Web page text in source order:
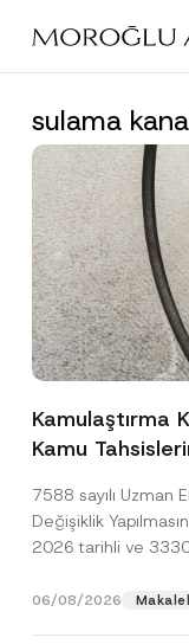
main
sulama
Kamulaştırma
Kamu
7588 sayılı Uzman
Değişiklik
2026 tarihli ve
06/08/2026